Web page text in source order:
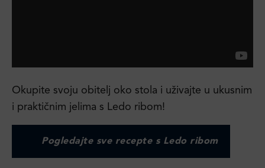
Okupite svoju obitelj oko stola i uživajte u ukusnim
i praktičnim jelima s Ledo ribom!
Pogledajte sve recepte s Ledo ribom